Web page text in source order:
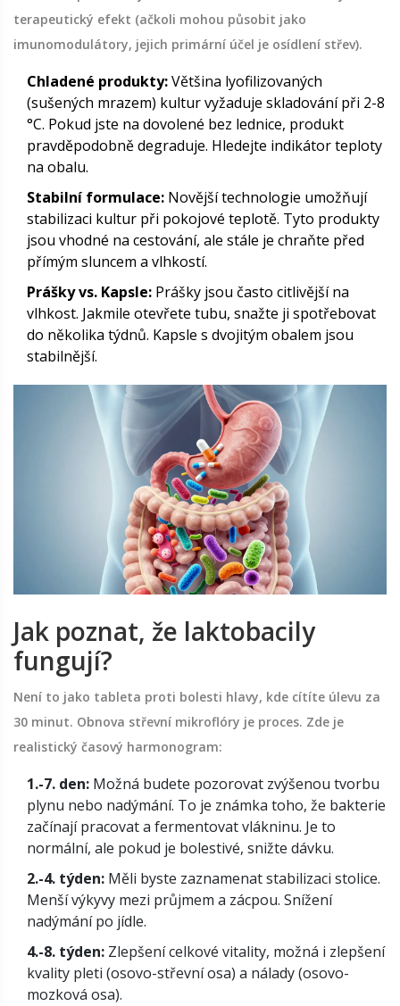
terapeutický efekt (ačkoli mohou působit jako
imunomodulátory, jejich primární účel je osídlení střev).
Chladené produkty:Většina lyofilizovaných
(sušených mrazem) kultur vyžaduje skladování při 2-8
°C. Pokud jste na dovolené bez lednice, produkt
pravděpodobně degraduje. Hledejte indikátor teploty
na obalu.
Stabilní formulace: Novější technologie umožňují
stabilizaci kultur při pokojové teplotě. Tyto produkty
jsou vhodné na cestování, ale stále je chraňte před
přímým sluncem a vlhkostí.
Prášky vs. Kapsle: Prášky jsou často citlivější na
vlhkost. Jakmile otevřete tubu, snažte ji spotřebovat
do několika týdnů. Kapsle s dvojitým obalem jsou
stabilnější.
Jak poznat, že laktobacily
fungují?
Není to jako tableta proti bolesti hlavy, kde cítíte úlevu za
30 minut. Obnova střevní mikroflóry je proces. Zde je
realistický časový harmonogram:
1.-7. den: Možná budete pozorovat zvýšenou tvorbu
plynu nebo nadýmání. To je známka toho, že bakterie
začínají pracovat a fermentovat vlákninu. Je to
normální, ale pokud je bolestivé, snižte dávku.
2.-4. týden: Měli byste zaznamenat stabilizaci stolice.
Menší výkyvy mezi průjmem a zácpou. Snížení
nadýmání po jídle.
4.-8. týden: Zlepšení celkové vitality, možná i zlepšení
kvality pleti (osovo-střevní osa) a nálady (osovo-
mozková osa).